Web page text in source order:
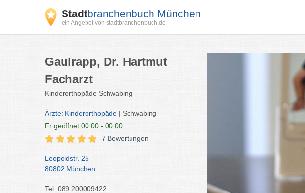
Stadtbranchenbuch München
ein Angebot von stadtbranchenbuch.de
Gaulrapp, Dr. Hartmut
Facharzt
Kinderorthopäde Schwabing
Ärzte: Kinderorthopäde | Schwabing
Fr geöffnet 00:00 - 00:00
7 Bewertungen
Leopoldstr. 25
80802 München
Tel: 089 200009422